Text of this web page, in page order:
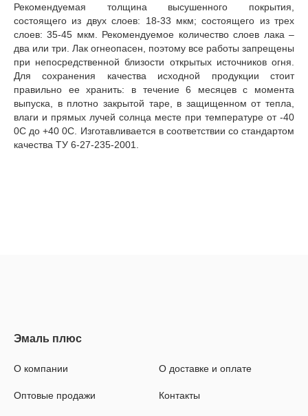
Рекомендуемая толщина высушенного покрытия,
состоящего из двух слоев: 18-33 мкм; состоящего из трех
слоев: 35-45 мкм. Рекомендуемое количество слоев лака –
два или три. Лак огнеопасен, поэтому все работы запрещены
при непосредственной близости открытых источников огня.
Для сохранения качества исходной продукции стоит
правильно ее хранить: в течение 6 месяцев с момента
выпуска, в плотно закрытой таре, в защищенном от тепла,
влаги и прямых лучей солнца месте при температуре от -40
0С до +40 0С. Изготавливается в соответствии со стандартом
качества ТУ 6-27-235-2001.
О компании
Оптовые продажи
О доставке и оплате
Контакты